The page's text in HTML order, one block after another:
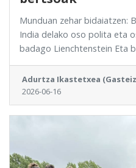
Munduan zehar bidaiatzen:
India delako oso polita eta
badago Lienchtenstein Eta
Adurtza Ikastetxea
2026-06-16